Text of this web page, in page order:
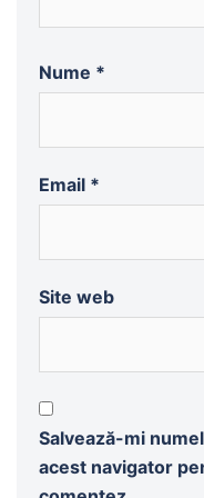
Nume *
Email *
Site web
Salvează-mi
acest navigator